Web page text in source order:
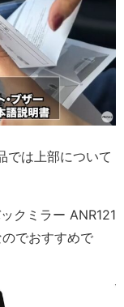
では上部について
クミラー ANR121
でおすすめで